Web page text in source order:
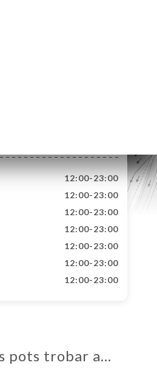
12:00-23:00
12:00-23:00
12:00-23:00
12:00-23:00
12:00-23:00
12:00-23:00
12:00-23:00
pots trobar a…